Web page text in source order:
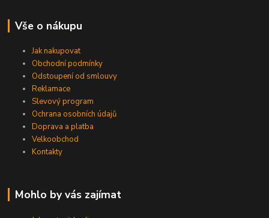
Vše o nákupu
Jak nakupovat
Obchodní podmínky
Odstoupení od smlouvy
Reklamace
Slevový program
Ochrana osobních údajů
Doprava a platba
Velkoobchod
Kontakty
Mohlo by vás zajímat